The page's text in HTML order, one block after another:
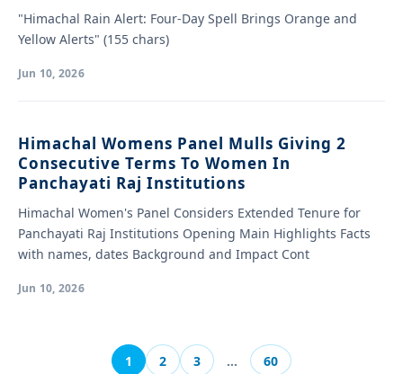
"Himachal Rain Alert: Four-Day Spell Brings Orange and
Yellow Alerts" (155 chars)
Jun 10, 2026
Himachal Womens Panel Mulls Giving 2
Consecutive Terms To Women In
Panchayati Raj Institutions
Himachal Women's Panel Considers Extended Tenure for
Panchayati Raj Institutions Opening Main Highlights Facts
with names, dates Background and Impact Cont
Jun 10, 2026
1 2 3 … 60